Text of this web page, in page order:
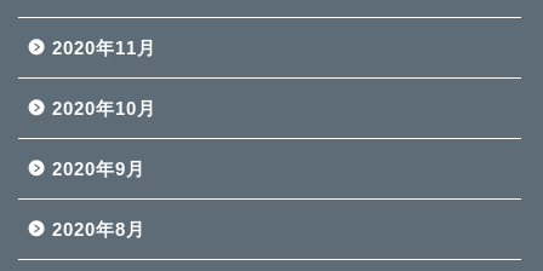
2020年11月
2020年10月
2020年9月
2020年8月